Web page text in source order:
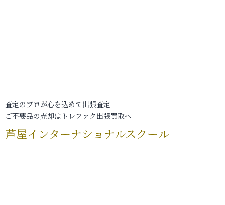
査定のプロが心を込めて出張査定
ご不要品の売却はトレファク出張買取へ
芦屋インターナショナルスクール